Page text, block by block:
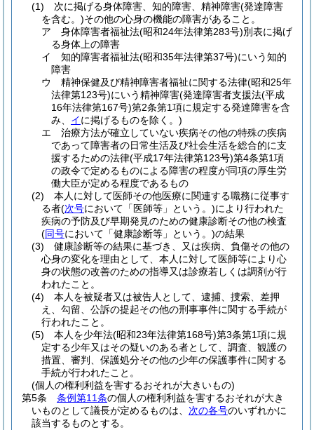
(1)
次に掲げる身体障害、知的障害、精神障害(発達障害
を含む。)その他の心身の機能の障害があること。
ア
身体障害者福祉法(昭和24年法律第283号)別表に掲げ
る身体上の障害
イ
知的障害者福祉法(昭和35年法律第37号)にいう知的
障害
ウ
精神保健及び精神障害者福祉に関する法律(昭和25年
法律第123号)にいう精神障害(発達障害者支援法(平成
16年法律第167号)第2条第1項に規定する発達障害を含
み、 イに掲げるものを除く。)
エ
治療方法が確立していない疾病その他の特殊の疾病
であって障害者の日常生活及び社会生活を総合的に支
援するための法律(平成17年法律第123号)第4条第1項
の政令で定めるものによる障害の程度が同項の厚生労
働大臣が定める程度であるもの
(2)
本人に対して医師その他医療に関連する職務に従事す
る者(次号において「医師等」という。)により行われた
疾病の予防及び早期発見のための健康診断その他の検査
(同号において「健康診断等」という。)の結果
(3)
健康診断等の結果に基づき、又は疾病、負傷その他の
心身の変化を理由として、本人に対して医師等により心
身の状態の改善のための指導又は診療若しくは調剤が行
われたこと。
(4)
本人を被疑者又は被告人として、逮捕、捜索、差押
え、勾留、公訴の提起その他の刑事事件に関する手続が
行われたこと。
(5)
本人を少年法(昭和23年法律第168号)第3条第1項に規
定する少年又はその疑いのある者として、調査、観護の
措置、審判、保護処分その他の少年の保護事件に関する
手続が行われたこと。
(個人の権利利益を害するおそれが大きいもの)
第5条
条例第11条の個人の権利利益を害するおそれが大き
いものとして議長が定めるものは、 次の各号のいずれかに
該当するものとする。